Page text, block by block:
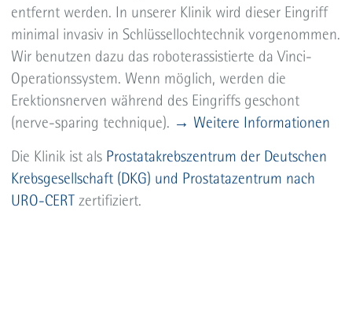
entfernt werden. In unserer Klinik wird dieser Eingriff
minimal invasiv in Schlüssellochtechnik vorgenommen.
Wir benutzen dazu das roboterassistierte da Vinci-
Operationssystem. Wenn möglich, werden die
Erektionsnerven während des Eingriffs geschont
(nerve-sparing technique). → Weitere Informationen
Die Klinik ist als Prostatakrebszentrum der Deutschen
Krebsgesellschaft (DKG) und Prostatazentrum nach
URO-CERT zertifiziert.